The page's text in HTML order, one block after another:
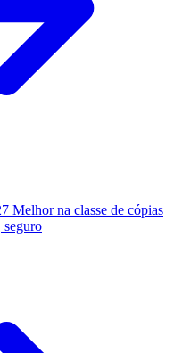
Melhor na classe de cópias
seguro